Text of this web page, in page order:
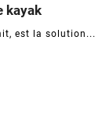
kayak
est la solution...
